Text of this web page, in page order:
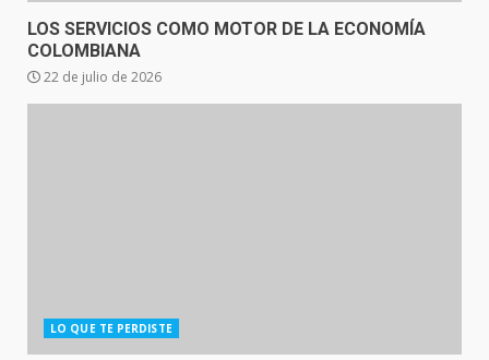
LOS SERVICIOS COMO MOTOR DE LA ECONOMÍA
COLOMBIANA
22 de julio de 2026
LO QUE TE PERDISTE